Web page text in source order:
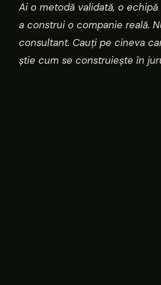
Ai o metodă validată, o
a construi o companie reală.
consultant. Cauți pe cineva
știe cum se construiește în